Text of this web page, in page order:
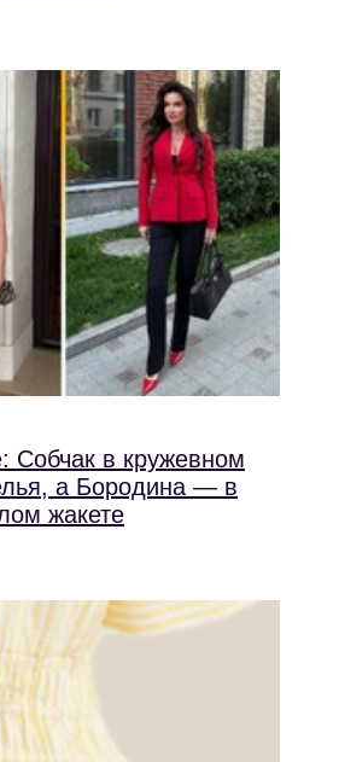
Собчак в кружевном
а Бородина — в
жакете